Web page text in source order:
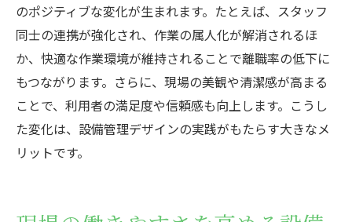
のポジティブな変化が生まれます。たとえば、スタッフ
同士の連携が強化され、作業の属人化が解消されるほ
か、快適な作業環境が維持されることで離職率の低下に
もつながります。さらに、現場の美観や清潔感が高まる
ことで、利用者の満足度や信頼感も向上します。こうし
た変化は、設備管理デザインの実践がもたらす大きなメ
リットです。